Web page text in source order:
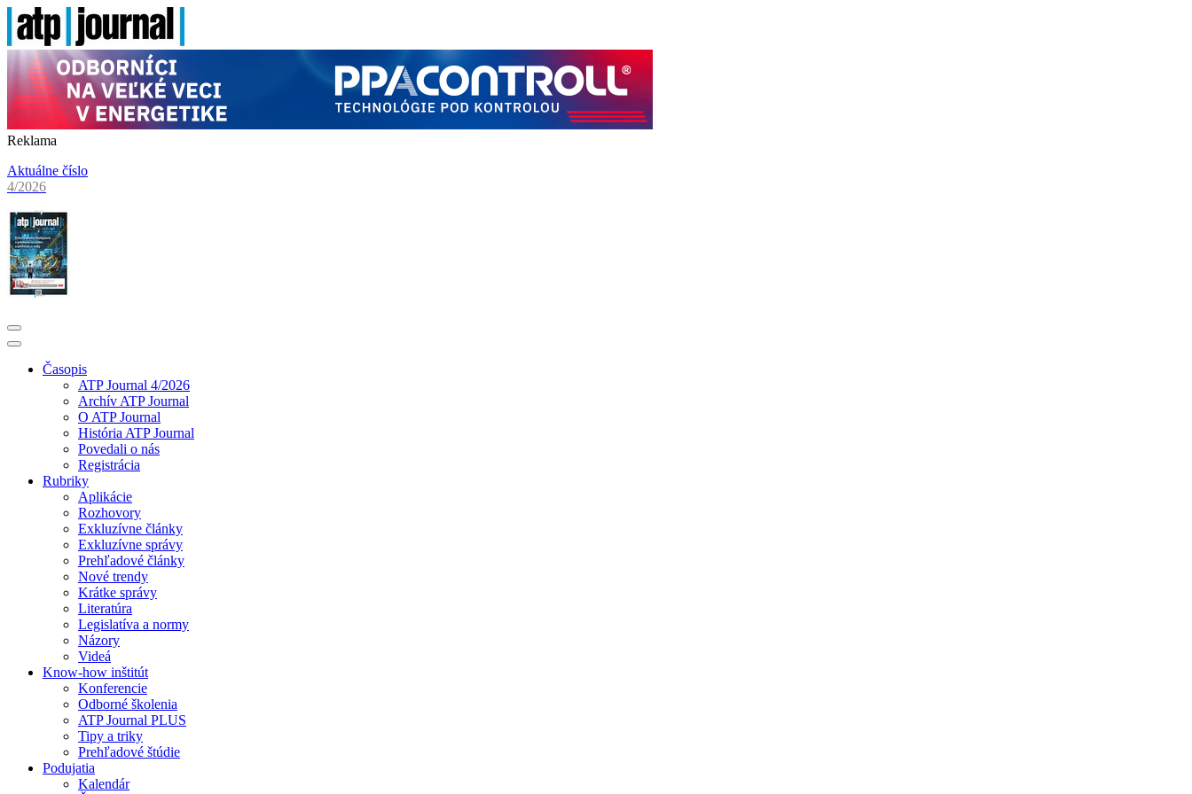
Reklama
Aktuálne číslo
4/2026
Časopis
ATP Journal 4/2026
Archív ATP Journal
O ATP Journal
História ATP Journal
Povedali o nás
Registrácia
Rubriky
Aplikácie
Rozhovory
Exkluzívne články
Exkluzívne správy
Prehľadové články
Nové trendy
Krátke správy
Literatúra
Legislatíva a normy
Názory
Videá
Know-how inštitút
Konferencie
Odborné školenia
ATP Journal PLUS
Tipy a triky
Prehľadové štúdie
Podujatia
Kalendár